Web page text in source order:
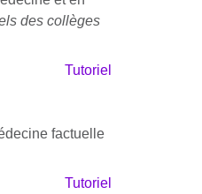
des collèges
Tutoriel
factuelle
Tutoriel